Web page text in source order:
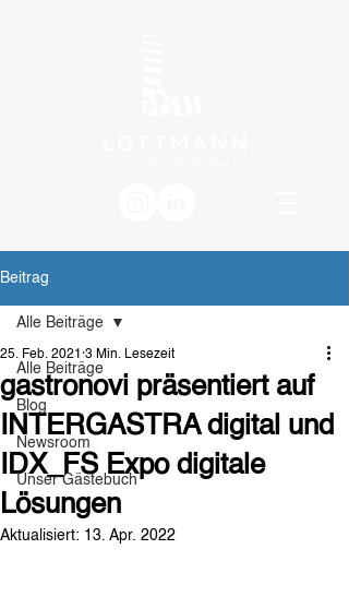
Beitrag
Alle Beiträge
Blog
Newsroom
Unser Gästebuch
Alle Beiträge
gastronovi präsentiert auf
INTERGASTRA digital und
IDX_FS Expo digitale
Lösungen
25. Feb. 2021 3 Min. Lesezeit
Aktualisiert: 13. Apr. 2022